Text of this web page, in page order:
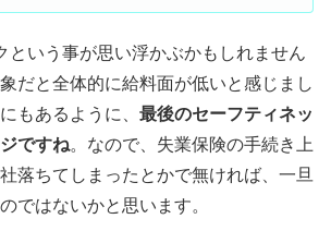
という事が思い浮かぶかもしれません
だと全体的に給料面が低いと感じまし
もあるように、 最後のセーフティネッ
ですね。なので、失業保険の手続き上
落ちてしまったとかで無ければ、一旦
ではないかと思います。